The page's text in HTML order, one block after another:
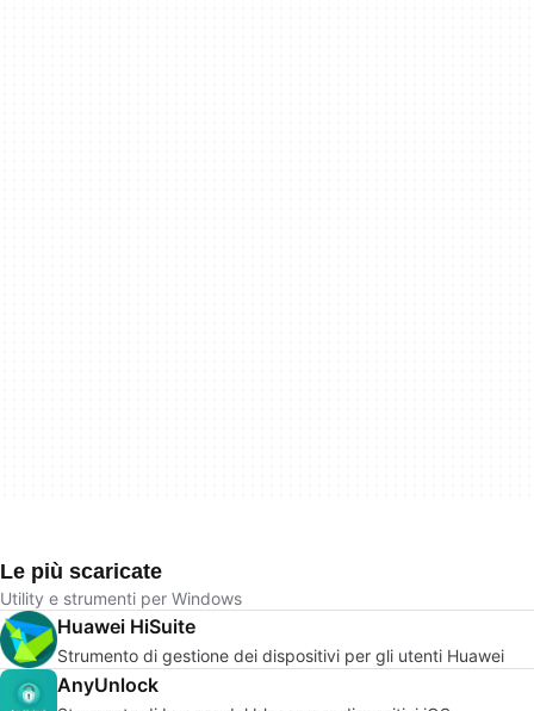
Le più scaricate
Utility e strumenti per Windows
Huawei HiSuite
Strumento di gestione dei dispositivi per gli utenti Huawei
AnyUnlock